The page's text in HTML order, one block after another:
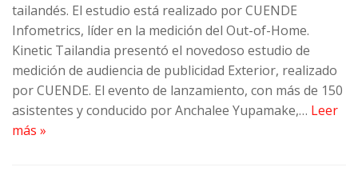
tailandés. El estudio está realizado por CUENDE
Infometrics, líder en la medición del Out-of-Home.
Kinetic Tailandia presentó el novedoso estudio de
medición de audiencia de publicidad Exterior, realizado
por CUENDE. El evento de lanzamiento, con más de 150
asistentes y conducido por Anchalee Yupamake,… Leer
más »